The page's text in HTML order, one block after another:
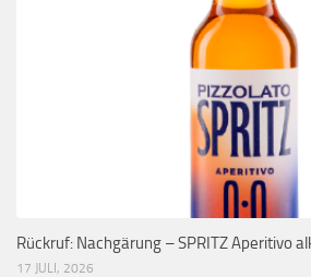
Rückruf: Nachgärung – SPRITZ Aperitivo
17 JULI, 2026